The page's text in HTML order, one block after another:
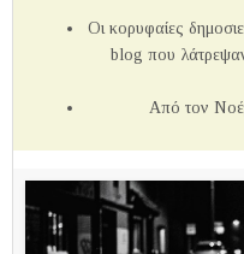
Οι κορυφαίες
blog που
Από τον